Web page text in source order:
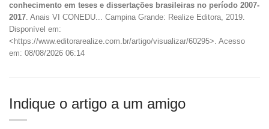
conhecimento em teses e dissertações brasileiras no período 2007-
2017. Anais VI CONEDU... Campina Grande: Realize Editora, 2019.
Disponível em:
<https://www.editorarealize.com.br/artigo/visualizar/60295>. Acesso
em: 08/08/2026 06:14
Indique o artigo a um amigo